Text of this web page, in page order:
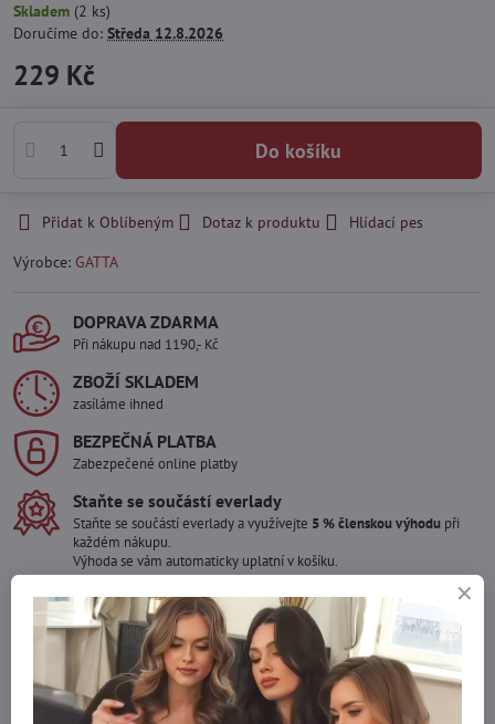
Skladem (2 ks)
Doručíme do: Středa 12.8.2026
229 Kč
Do košíku
Přidat k Oblíbeným Dotaz k produktu
Hlídací pes
Výrobce: GATTA
DOPRAVA ZDARMA
Při nákupu nad 1190,- Kč
ZBOŽÍ SKLADEM
zasíláme ihned
BEZPEČNÁ PLATBA
Zabezpečené online platby
Staňte se součástí everlady
Staňte se součástí everlady a využívejte 5 % členskou výhodu při
každém nákupu.
Výhoda se vám automaticky uplatní v košíku.
Máte zájem o více kusů ?
Kontaktujte nás na mail, zboží pro Vás doskladníme!
info​@everlady​.eu